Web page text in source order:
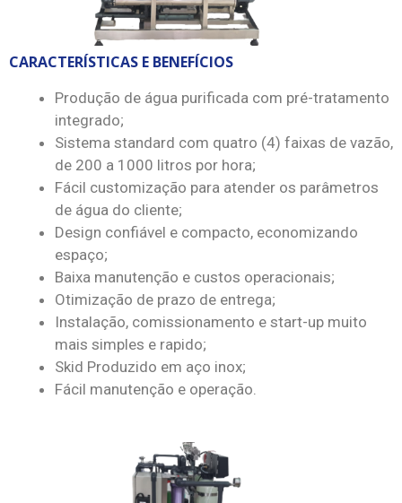
CARACTERÍSTICAS E BENEFÍCIOS
Produção de água purificada com pré-tratamento
integrado;
Sistema standard com quatro (4) faixas de vazão,
de 200 a 1000 litros por hora;
Fácil customização para atender os parâmetros
de água do cliente;
Design confiável e compacto, economizando
espaço;
Baixa manutenção e custos operacionais;
Otimização de prazo de entrega;
Instalação, comissionamento e start-up muito
mais simples e rapido;
Skid Produzido em aço inox;
Fácil manutenção e operação.